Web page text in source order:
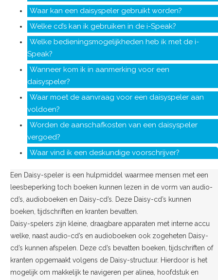
Waar kan een daisyspeler gebruikt worden?
Welke cd’s kan ik gebruiken in de i-Speak?
Welke bedieningsmogelijkheden heb ik met de i-
Speak?
Wanneer kom ik in aanmerking voor een
daisyspeler?
Waar moet de aanvraag voor een daisyspeler aan
voldoen?
Worden de aanschafkosten van een daisyspeler
vergoed?
Waar vind ik een deskundige voorschrijver?
Een Daisy-speler is een hulpmiddel waarmee mensen met een
leesbeperking toch boeken kunnen lezen in de vorm van audio-
cd’s, audioboeken en Daisy-cd’s. Deze Daisy-cd’s kunnen
boeken, tijdschriften en kranten bevatten.
Daisy-spelers zijn kleine, draagbare apparaten met interne accu
welke, naast audio-cd’s en audioboeken ook zogeheten Daisy-
cd’s kunnen afspelen. Deze cd’s bevatten boeken, tijdschriften of
kranten opgemaakt volgens de Daisy-structuur. Hierdoor is het
mogelijk om makkelijk te navigeren per alinea, hoofdstuk en